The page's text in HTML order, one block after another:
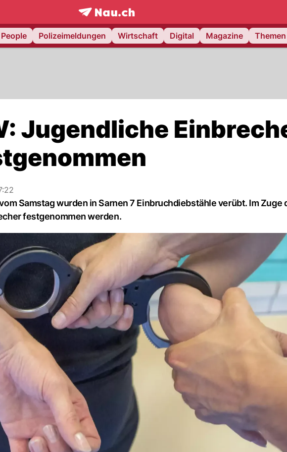
frontpage.NAU.ch
People Polizeimeldungen Wirtschaft Digital Magazine Themen
Jugendliche
Samstag wurden in Sarnen 7 Einbruchdiebstähle verübt. Im Zuge
festgenommen werden.